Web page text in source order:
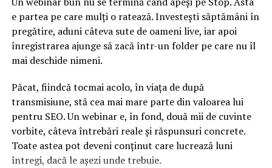
Popescu, la Digi 24
ARTICOLE PE ACEIASI TEMA:
Lovitură directă pentru Dragnea venită de la nivel înalt.
„Justiția nu poate fi sabotată”
NU RATATI
Înșelătorie fără margini! Zeci de șoferi români au fost
păcăliți de o firmă din București
e partea pe care mulți o ratează. Investești săptămâni în
pregătire, aduni câteva sute de oameni live, iar apoi
înregistrarea ajunge să zacă într-un folder pe care nu îl
mai deschide nimeni.
Păcat, fiindcă tocmai acolo, în viața de după
transmisiune, stă cea mai mare parte din valoarea lui
pentru SEO. Un webinar e, în fond, două mii de cuvinte
vorbite, câteva întrebări reale și răspunsuri concrete.
Toate astea pot deveni conținut care lucrează luni
întregi, dacă le așezi unde trebuie.